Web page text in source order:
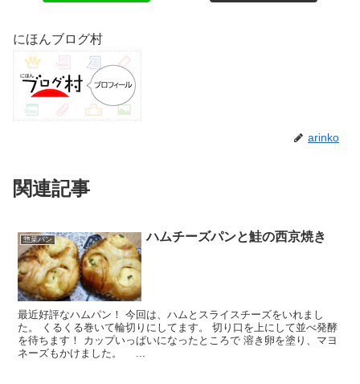
にほんブログ村
arinko
関連記事
惣菜パン ハムチーズパンと鮭の西京焼き
最近好評なハムパン！ 今回は、ハムとスライスチーズをいれまし
た。 くるくる巻いて輪切りにしてます。 切り口を上にして並べ発酵
を待ちます！ カップいっぱいになったところで 溶き卵を塗り、マヨ
ネーズもかけました。 ...